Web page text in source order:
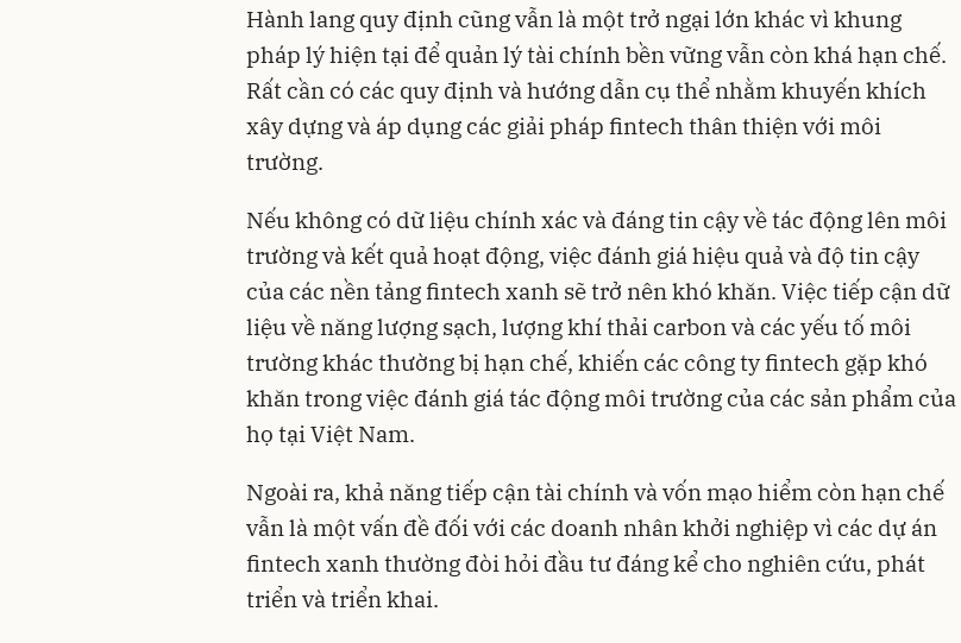
Hành lang quy định cũng vẫn là một trở ngại lớn khác vì khung
pháp lý hiện tại để quản lý tài chính bền vững vẫn còn khá hạn chế.
Rất cần có các quy định và hướng dẫn cụ thể nhằm khuyến khích
xây dựng và áp dụng các giải pháp fintech thân thiện với môi
trường.
Nếu không có dữ liệu chính xác và đáng tin cậy về tác động lên môi
trường và kết quả hoạt động, việc đánh giá hiệu quả và độ tin cậy
của các nền tảng fintech xanh sẽ trở nên khó khăn. Việc tiếp cận dữ
liệu về năng lượng sạch, lượng khí thải carbon và các yếu tố môi
trường khác thường bị hạn chế, khiến các công ty fintech gặp khó
khăn trong việc đánh giá tác động môi trường của các sản phẩm của
họ tại Việt Nam.
Ngoài ra, khả năng tiếp cận tài chính và vốn mạo hiểm còn hạn chế
vẫn là một vấn đề đối với các doanh nhân khởi nghiệp vì các dự án
fintech xanh thường đòi hỏi đầu tư đáng kể cho nghiên cứu, phát
triển và triển khai.